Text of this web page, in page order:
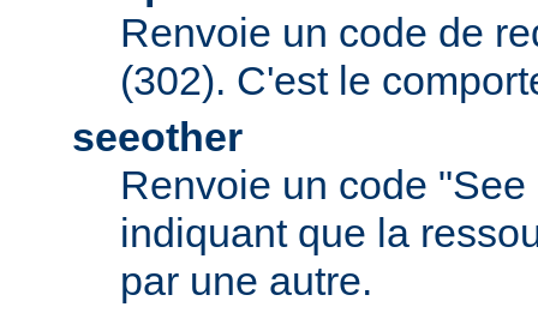
Renvoie un code de
(302). C'est le
seeother
Renvoie un code
indiquant que la
par une autre.